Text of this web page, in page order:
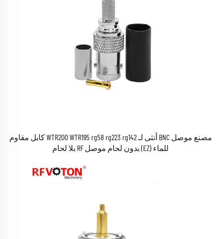
مصنع موصل BNC أنثى لـ WTR200 WTR195 rg58 rg223 rg142 كابل مقاوم
للماء (EZ) بدون لحام موصل RF بلا لحام